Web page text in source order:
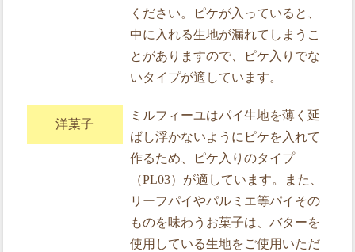
ください。ピケが入っていると、
中に入れる生地が漏れてしまうこ
とがありますので、ピケ入りでな
いタイプが適しています。
洋菓子
ミルフィーユはパイ生地を薄く延
ばし浮かないようにピケを入れて
作るため、ピケ入りのタイプ
（PL03）が適しています。また、
リーフパイやパルミエ等パイその
ものを味わうお菓子は、バターを
使用している生地をご使用いただ